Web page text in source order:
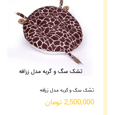
تشک سگ و گربه مدل زرافه
2,500,000 تومان